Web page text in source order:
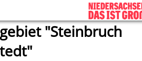
"Steinbruch